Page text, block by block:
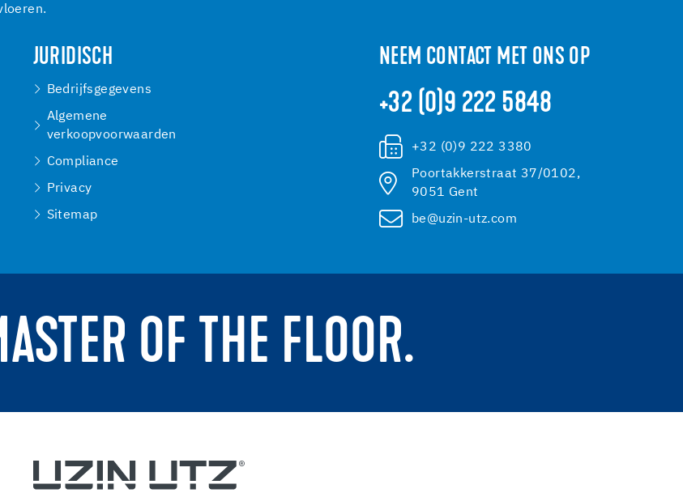
JURIDISCH
Bedrijfsgegevens
Algemene
verkoopvoorwaarden
Compliance
Privacy
Sitemap
NEEM CONTACT MET ONS OP
+32 (0)9 222 5848
+32 (0)9 222 3380
Poortakkerstraat 37/0102,
9051 Gent
be@uzin-utz.com
OF THE FLOOR.